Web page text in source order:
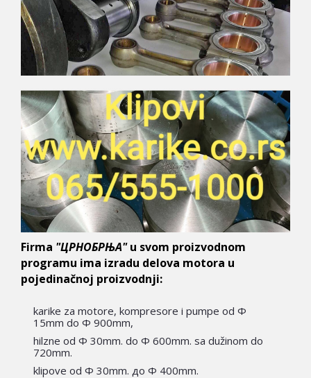
Firma "ЦРНОБРЊА"u svom proizvodnom
programu ima izradu delova motora u
pojedinačnoj proizvodnji:
karike za motorе, kompresorе i pumpе od Ф
15mm do Ф 900mm,
hilzne od Ф 30mm. do Ф 600mm. sa dužinom do
720mm.
klipove od Ф 30mm. до Ф 400mm.